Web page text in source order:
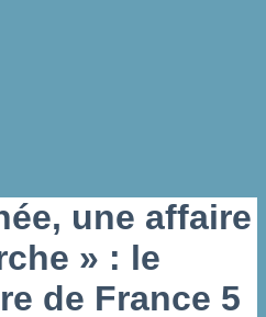
une affaire
» : le
de France 5